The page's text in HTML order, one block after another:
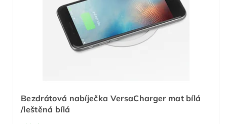
Bezdrátová nabíječka VersaCharger mat bílá
/leštěná bílá